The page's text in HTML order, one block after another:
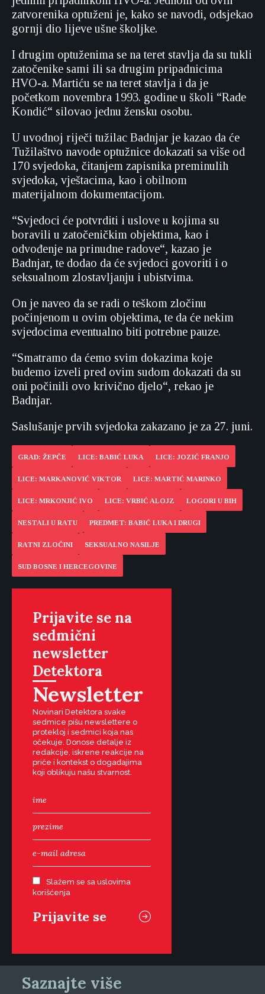
zatvorenika optuženi je, kako se navodi, odsjekao
gornji dio lijeve ušne školjke.
I drugim optuženima se na teret stavlja da su tukli
zatočenike sami ili sa drugim pripadnicima
HVO-a. Martiću se na teret stavlja i da je
početkom novembra 1993. godine u školi “Rade
Kondić“ silovao jednu žensku osobu.
U uvodnoj riječi tužilac Badnjar je kazao da će
Tužilaštvo navode optužnice dokazati sa više od
170 svjedoka, čitanjem zapisnika preminulih
svjedoka, vještacima, kao i obilnom
materijalnom dokumentacijom.
“Svjedoci će potvrditi i uslove u kojima su
boravili u zatočeničkim objektima, kao i
odvođenje na prinudne radove“, kazao je
Badnjar, te dodao da će svjedoci govoriti i o
seksualnom zlostavljanju i ubistvima.
On je naveo da se radi o teškom zločinu
počinjenom u ovim objektima, te da će nekim
svjedocima eventualno biti potrebne pauze.
“Smatramo da ćemo svim dokazima koje
budemo izveli pred ovim sudom dokazati da su
oni počinili ovo krivično djelo“, rekao je
Badnjar.
Saslušanje prvih svjedoka zakazano je za 27. juni.
GRAD: ŽEPČE LICE: BABIĆ LUKA LICE: JOZIĆ FRANJO
LICE: MARKANOVIĆ VIKTOR LICE: MARTIĆ MARINKO
LICE: MRKONJIĆ IVO LICE: VRBIĆ ALOJZ LOGORI U BIH
NESTALI U RATU PREDMET: BABIĆ LUKA I DRUGI
RATNI ZLOČINI SEKSUALNO NASILJE
SUD BOSNE I HERCEGOVINE
Prijavite se na
sedmični
newsletter
Detektora
Newsletter
Novinari Detektora svake
sedmice pišu newslettere o
protekloj i sedmici koja nas
očekuje. Donose detalje iz
redakcije, iskrene reakcije na
priče i kontekst o događajima
koji oblikuju našu stvarnost.
Slažem se sa uslovima
korišćenja
Saznajte više